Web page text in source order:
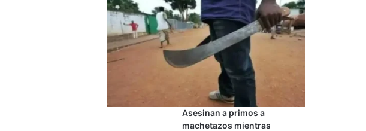
Asesinan a primos a
machetazos mientras